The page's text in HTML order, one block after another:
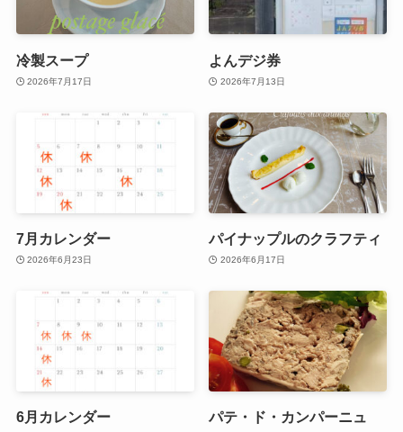
冷製スープ
2026年7月17日
よんデジ券
2026年7月13日
7月カレンダー
2026年6月23日
パイナップルのクラフティ
2026年6月17日
6月カレンダー パテ・ド・カンパーニュ